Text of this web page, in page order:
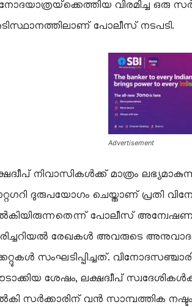
വിരമിച്ച ഒരു
പോലീസ് നടപടി.
Advertisement
നിവാസികൾക്ക് മാത്രം
ദുരുപയോഗം ചെയ്താണ് പ്രതി
പോലീസ്
രേഖകൾ അവരുടെ
സംഘടിപ്പിച്ചത്.
ശേഷം, ലക്ഷദ്വീപ്
സർക്കാരിന് വൻ സാമ്പത്തിക